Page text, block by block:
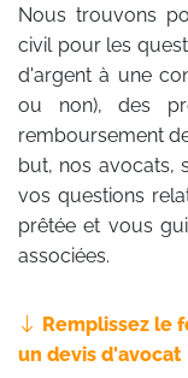
Nous trouvons
civil pour les
d'argent à une
ou non), des
remboursement
but, nos avocats,
vos questions
prêtée et vous
associées.
Remplissez le
un devis d'avocat